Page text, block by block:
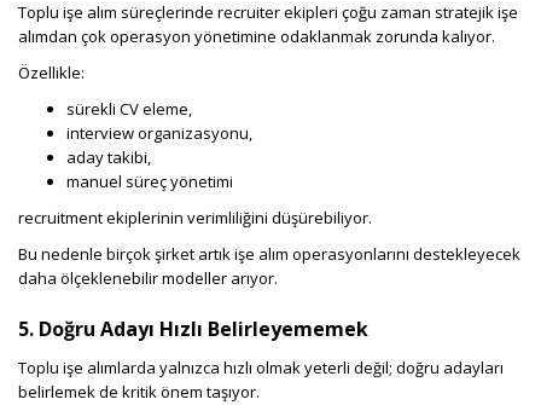
Toplu işe alım süreçlerinde recruiter ekipleri çoğu zaman stratejik işe
alımdan çok operasyon yönetimine odaklanmak zorunda kalıyor.
Özellikle:
sürekli CV eleme,
interview organizasyonu,
aday takibi,
manuel süreç yönetimi
recruitment ekiplerinin verimliliğini düşürebiliyor.
Bu nedenle birçok şirket artık işe alım operasyonlarını destekleyecek
daha ölçeklenebilir modeller arıyor.
5. Doğru Adayı Hızlı Belirleyememek
Toplu işe alımlarda yalnızca hızlı olmak yeterli değil; doğru adayları
belirlemek de kritik önem taşıyor.